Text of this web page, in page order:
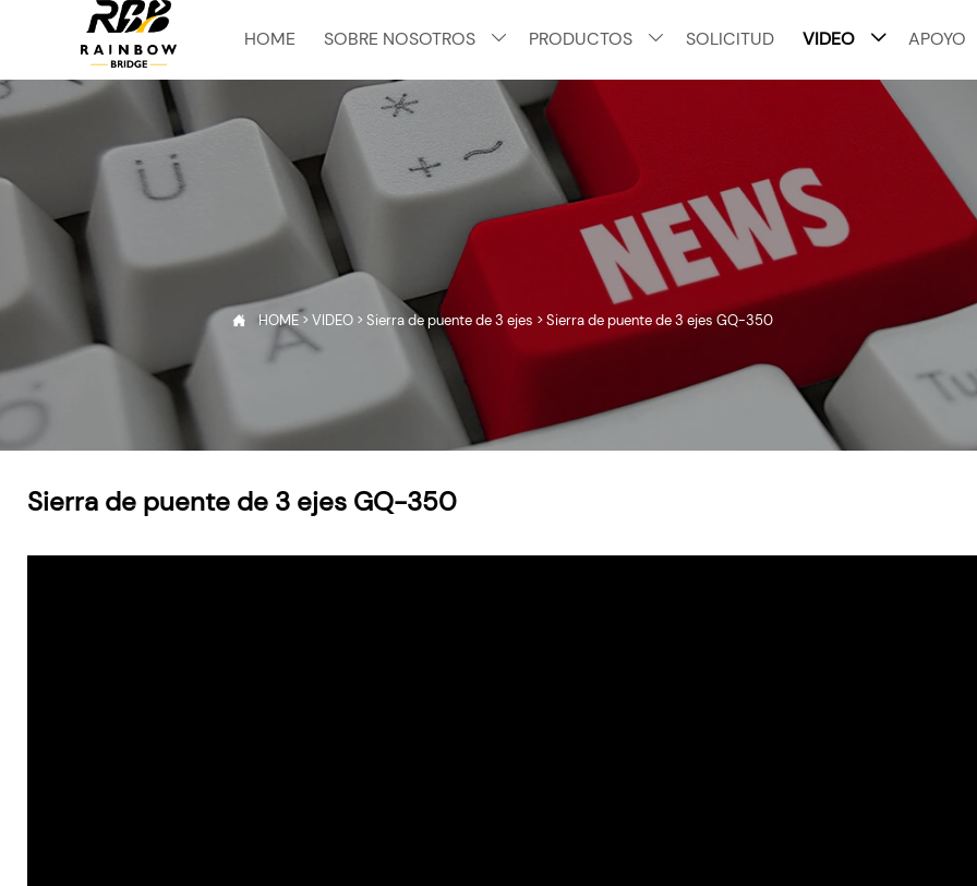
HOME SOBRE NOSOTROS  PRODUCTOS  SOLICITUD VIDEO  APOYO
 HOME> VIDEO> Sierra de puente de 3 ejes >Sierra de puente de 3 ejes GQ-350
Sierra de puente de 3 ejes GQ-350